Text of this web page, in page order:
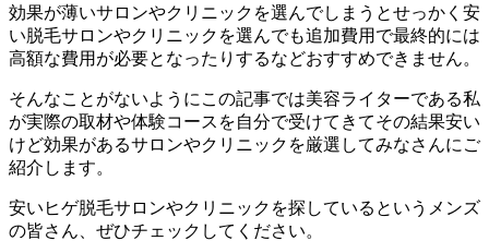
効果が薄いサロンやクリニックを選んでしまうとせっかく安
い脱毛サロンやクリニックを選んでも追加費用で最終的には
高額な費用が必要となったりするなどおすすめできません。
そんなことがないようにこの記事では美容ライターである私
が実際の取材や体験コースを自分で受けてきてその結果安い
けど効果があるサロンやクリニックを厳選 してみなさんにご
紹介します。
安いヒゲ脱毛サロンやクリニックを探しているというメンズ
の皆さん、ぜひチェックしてください。